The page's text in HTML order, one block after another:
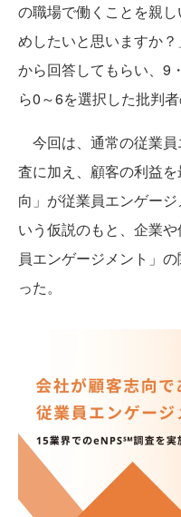
の職場で働くことを親
めしたいと思いますか
から回答してもらい、9
ら0～6を選択した批判
今回は、通常の従業
査に加え、顧客の利益
向」が従業員エンゲー
いう仮説のもと、企業
員エンゲージメント」
った。